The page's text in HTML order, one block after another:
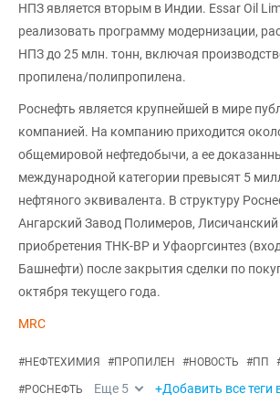
НПЗ является вторым в Индии. Essar Oil
реализовать программу модернизации,
НПЗ до 25 млн. тонн, включая
пропилена/полипропилена.
Роснефть является крупнейшей в мире
компанией. На компанию приходится
общемировой нефтедобычи, а ее
международной категории превысят 5
нефтяного эквивалента. В структуру
Ангарский Завод Полимеров,
приобретения ТНК-ВР и Уфаоргсинтез
Башнефти) после закрытия сделки по
октября текущего года.
MRC
#НЕФТЕХИМИЯ #ПРОПИЛЕН #НОВОСТЬ #ПП
#РОСНЕФТЬ Еще 5 +Добавить все теги